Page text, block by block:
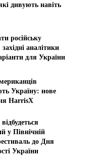
дивують навіть
російську
аналітики
для України
Україну: нове
HarrisX
у Північній
до Дня
України